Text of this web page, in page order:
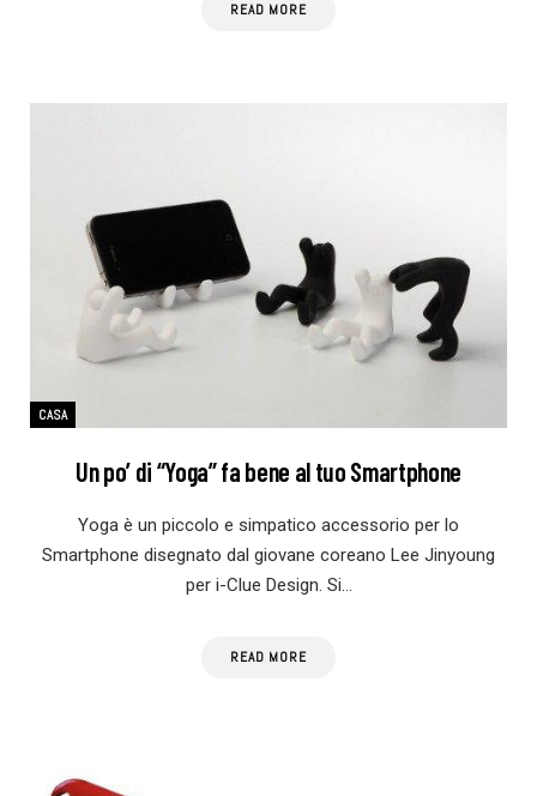
READ MORE
CASA
Un po’ di “Yoga” fa bene al tuo Smartphone
Yoga è un piccolo e simpatico accessorio per lo
Smartphone disegnato dal giovane coreano Lee Jinyoung
per i-Clue Design. Si…
READ MORE